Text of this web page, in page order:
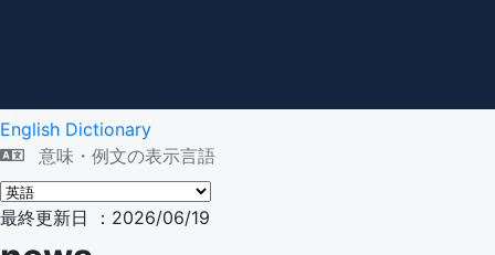
English Dictionary
意味・例文の表示言語
最終更新日 ：2026/06/19